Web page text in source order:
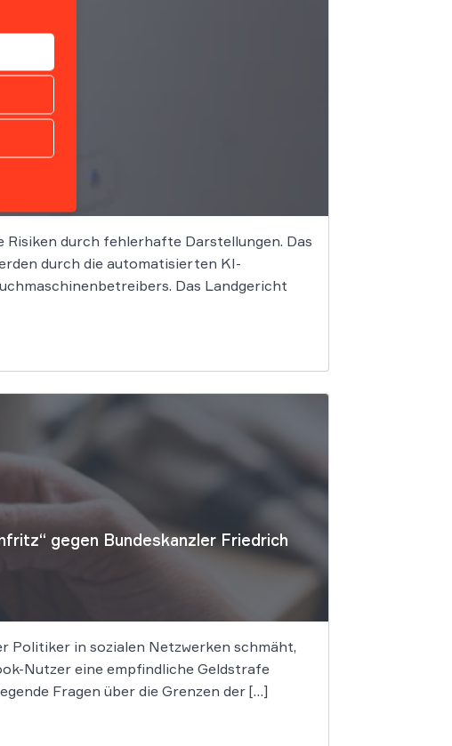
durch fehlerhafte Darstellungen. Das
durch die automatisierten KI-
Das Landgericht
gegen Bundeskanzler Friedrich
Politiker in sozialen Netzwerken schmäht,
Nutzer eine empfindliche Geldstrafe
Fragen über die Grenzen der […]